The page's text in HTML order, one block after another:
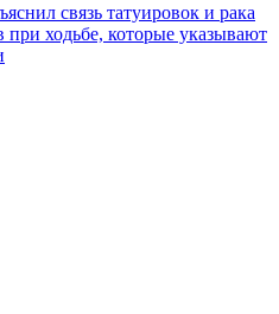
связь татуировок и рака
при ходьбе, которые указывают